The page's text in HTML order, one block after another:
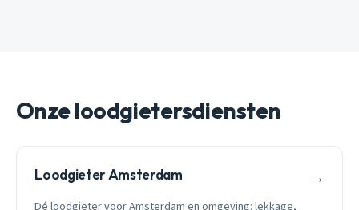
Onze loodgietersdiensten
Loodgieter Amsterdam →
Dé loodgieter voor Amsterdam en omgeving: lekkage,